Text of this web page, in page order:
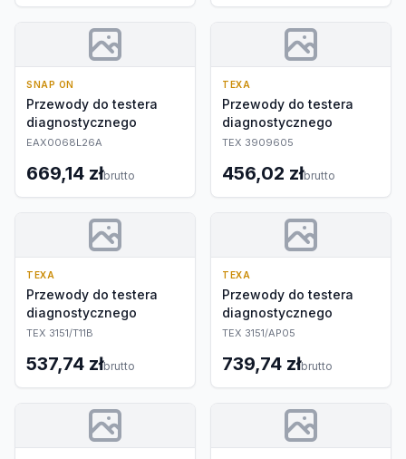
SNAP ON
Przewody do testera
diagnostycznego
EAX0068L26A
669,14 złbrutto
TEXA
Przewody do testera
diagnostycznego
TEX 3909605
456,02 złbrutto
TEXA
Przewody do testera
diagnostycznego
TEX 3151/T11B
537,74 złbrutto
TEXA
Przewody do testera
diagnostycznego
TEX 3151/AP05
739,74 złbrutto